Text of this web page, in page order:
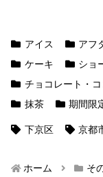
アイス アフ
ケーキ
ショ
チョコレート・
抹茶
期間限
下京区 京都
ホーム そ